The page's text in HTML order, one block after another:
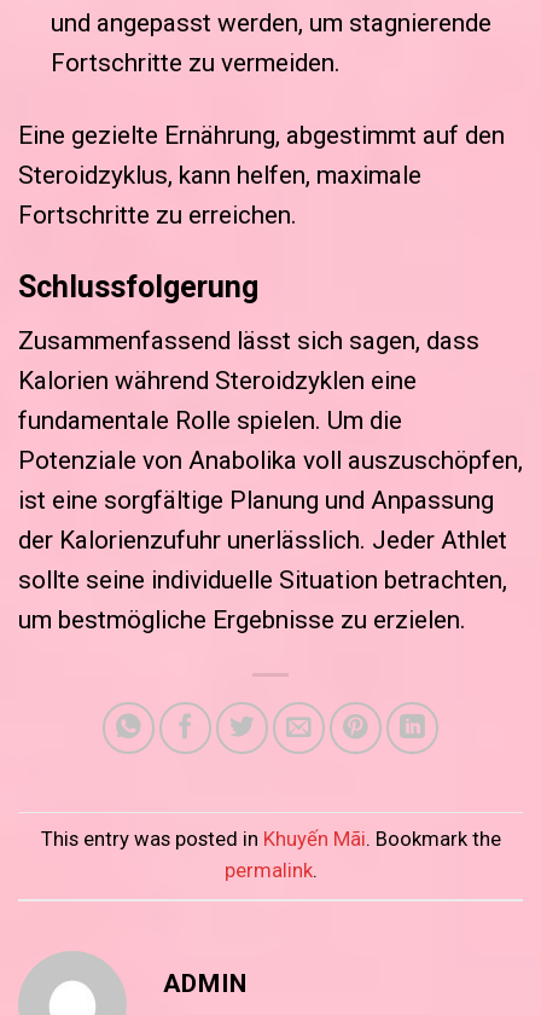
und angepasst werden, um stagnierende
Fortschritte zu vermeiden.
Eine gezielte Ernährung, abgestimmt auf den
Steroidzyklus, kann helfen, maximale
Fortschritte zu erreichen.
Schlussfolgerung
Zusammenfassend lässt sich sagen, dass
Kalorien während Steroidzyklen eine
fundamentale Rolle spielen. Um die
Potenziale von Anabolika voll auszuschöpfen,
ist eine sorgfältige Planung und Anpassung
der Kalorienzufuhr unerlässlich. Jeder Athlet
sollte seine individuelle Situation betrachten,
um bestmögliche Ergebnisse zu erzielen.
This entry was posted in Khuyến Mãi. Bookmark the
permalink.
ADMIN